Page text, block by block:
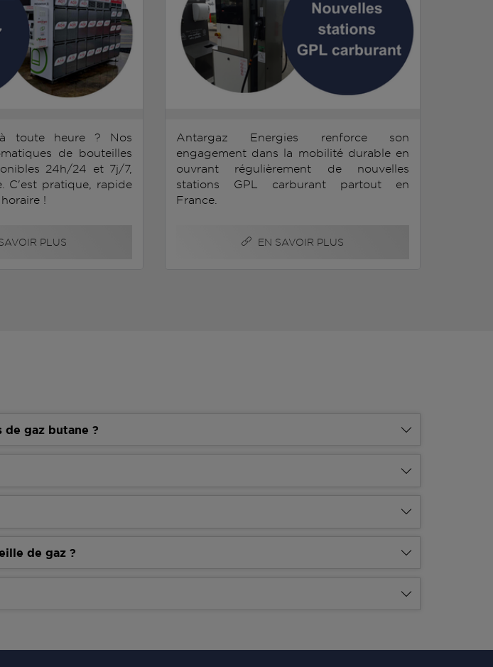
toute heure ? Nos
de bouteilles
24h/24 et 7j/7,
C'est pratique, rapide
!
PLUS
Antargaz Energies renforce son
engagement dans la mobilité durable en
ouvrant régulièrement de nouvelles
stations GPL carburant partout en
France.
EN SAVOIR PLUS
gaz butane ?
de gaz ?